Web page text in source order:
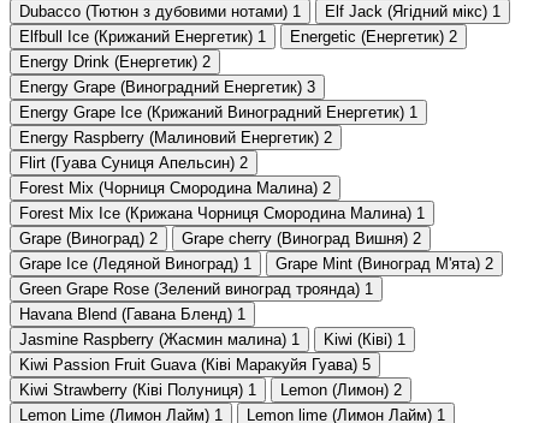
Dubacco (Тютюн з дубовими нотами) 1 Elf Jack (Ягідний мікс) 1
Elfbull Ice (Крижаний Енергетик) 1 Energetic (Енергетик) 2
Energy Drink (Енергетик) 2
Energy Grape (Виноградний Енергетик) 3
Energy Grape Ice (Крижаний Виноградний Енергетик) 1
Energy Raspberry (Малиновий Енергетик) 2
Flirt (Гуава Суниця Апельсин) 2
Forest Mix (Чорниця Смородина Малина) 2
Forest Mix Ice (Крижана Чорниця Смородина Малина) 1
Grape (Виноград) 2 Grape cherry (Виноград Вишня) 2
Grape Ice (Ледяной Виноград) 1 Grape Mint (Виноград М'ята) 2
Green Grape Rose (Зелений виноград троянда) 1
Havana Blend (Гавана Бленд) 1
Jasmine Raspberry (Жасмин малина) 1 Kiwi (Ківі) 1
Kiwi Passion Fruit Guava (Ківі Маракуйя Гуава) 5
Kiwi Strawberry (Ківі Полуниця) 1 Lemon (Лимон) 2
Lemon Lime (Лимон Лайм) 1 Lemon lime (Лимон Лайм) 1